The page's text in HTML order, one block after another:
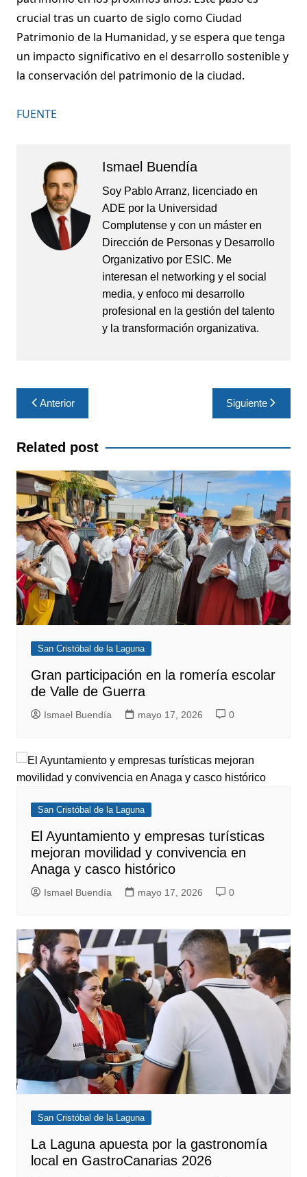
crucial tras un cuarto de siglo como Ciudad
Patrimonio de la Humanidad, y se espera que tenga
un impacto significativo en el desarrollo sostenible y
la conservación del patrimonio de la ciudad.
FUENTE
Ismael Buendía
Soy Pablo Arranz, licenciado en
ADE por la Universidad
Complutense y con un máster en
Dirección de Personas y Desarrollo
Organizativo por ESIC. Me
interesan el networking y el social
media, y enfoco mi desarrollo
profesional en la gestión del talento
y la transformación organizativa.
Navegación
de
entradas
Anterior Siguiente
Related post
San Cristóbal de la Laguna
Gran participación en la romería escolar
de Valle de Guerra
Ismael Buendía mayo 17, 2026 0
San Cristóbal de la Laguna
El Ayuntamiento y empresas turísticas
mejoran movilidad y convivencia en
Anaga y casco histórico
Ismael Buendía mayo 17, 2026 0
San Cristóbal de la Laguna
La Laguna apuesta por la gastronomía
local en GastroCanarias 2026